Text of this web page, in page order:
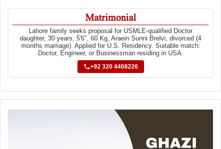
Matrimonial
Lahore family seeks proposal for USMLE-qualified Doctor
daughter, 30 years, 5'6", 60 Kg, Araein Sunni Brelvi, divorced (4
months marriage). Applied for U.S. Residency. Suitable match:
Doctor, Engineer, or Businessman residing in USA.
+92 320 4408226